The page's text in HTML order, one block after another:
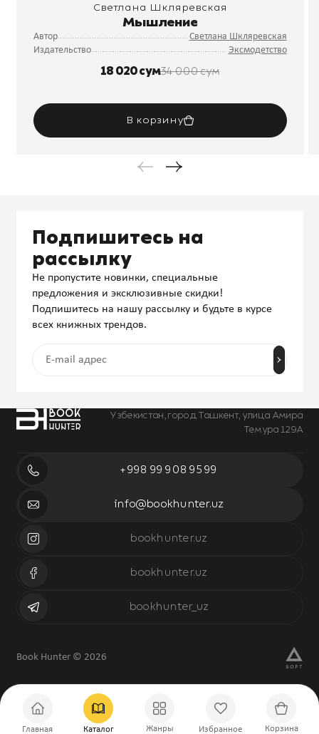
Главная Каталог Жанры Избранное Корзина
Светлана Шкляревская
Мышление
Автор
Светлана Шкляревская
Издательство
Эксмодетство
18 020 сум34 000 сум
В корзину
Узбекистан, город Ташкент, улица Амира
Темура 129А
+998 99 908 95 99
info@bookhunter.uz
bookhunter.uz
bookhunter.uz
bookhunter_uz
Подпишитесь на
рассылку
Не пропустите новинки, специальные
предложения и эксклюзивные скидки!
Подпишитесь на нашу рассылку и будьте в курсе
всех книжных трендов.
Book Hunter © 2026